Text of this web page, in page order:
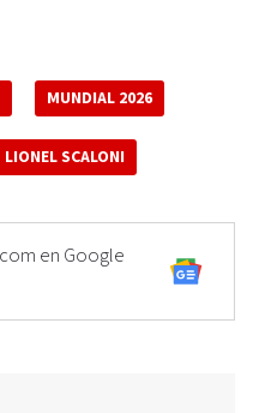
MUNDIAL 2026
LIONEL SCALONI
en Google